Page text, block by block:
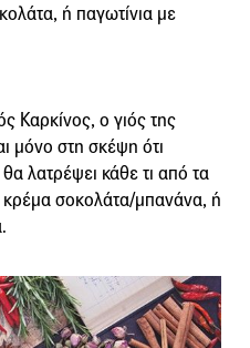
ή παγωτίνια με
Καρκίνος, ο γιός της
μόνο στη σκέψη ότι
λατρέψει κάθε τι από τα
σοκολάτα/μπανάνα, ή